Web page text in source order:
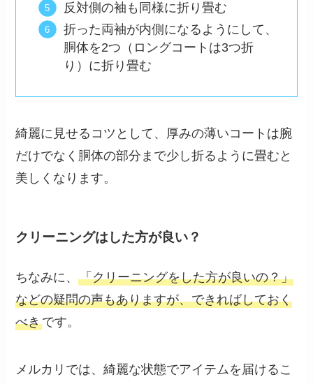
反対側の袖も同様に折り畳む
折った両袖が内側になるようにして、
胴体を2つ（ロングコートは3つ折
り）に折り畳む
綺麗に見せるコツとして、厚みの薄いコートは腕
だけでなく胴体の部分まで少し折るように畳むと
美しくなります。
クリーニングはした方が良い？
ちなみに、「クリーニングをした方が良いの？」
などの疑問の声もありますが、できればしておく
べきです。
メルカリでは、綺麗な状態でアイテムを届けるこ